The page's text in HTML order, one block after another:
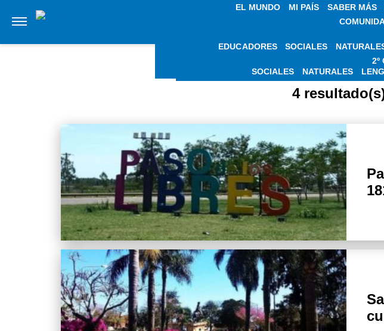
EL MUNDO MI PAÍS SABER MÁS
EDUCADORES
SOCIALES
2º
SOCIALES
NATURALES
NOTICIAS
4